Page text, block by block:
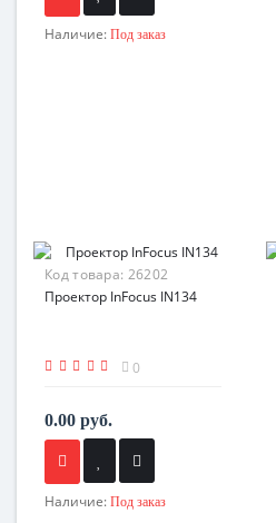
Наличие: Под заказ
Код товара: 26202
Проектор InFocus IN134
0
0.00 руб.
Наличие: Под заказ